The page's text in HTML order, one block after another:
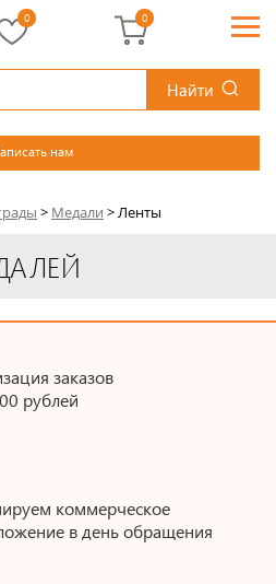
Найти
нам
0 0
> Медали >Ленты
заказов
рублей
коммерческое
в день обращения